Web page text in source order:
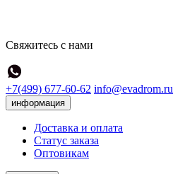
Свяжитесь с нами
+7(499) 677-60-62 info@evadrom.ru
информация
Доставка и оплата
Статус заказа
Оптовикам